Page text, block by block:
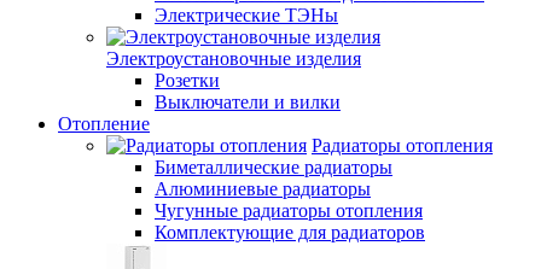
Электрические ТЭНы
Электроустановочные изделия
Розетки
Выключатели и вилки
Отопление
Радиаторы отопления
Биметаллические радиаторы
Алюминиевые радиаторы
Чугунные радиаторы отопления
Комплектующие для радиаторов